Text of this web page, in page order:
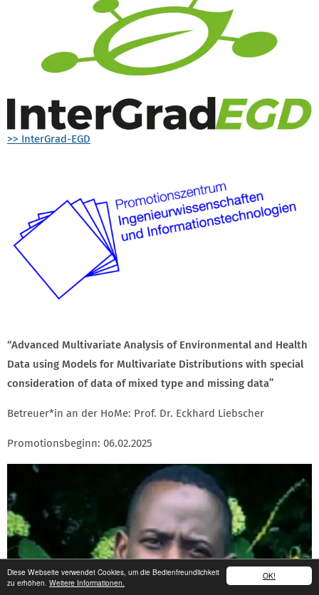
OK!
Diese Webseite verwendet Cookies, um die Bedienfreundlichkeit
zu erhöhen. Weitere Informationen.
>> InterGrad-EGD
“Advanced Multivariate Analysis of Environmental and Health
Data using Models for Multivariate Distributions with special
consideration of data of mixed type and missing data”
Betreuer*in an der HoMe: Prof. Dr. Eckhard Liebscher
Promotionsbeginn: 06.02.2025